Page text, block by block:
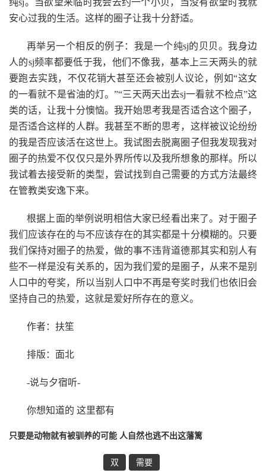
纯sj。当欲望来临时我会去约一个小贝，当没有欲望时我就
安心过我的生活。这样的圈子让我十分舒适。
再举另一个相反的例子：我是一个纯sj的贝贝。我身边
人的sj频率都要低于我，他们不像我，基本上三天两头的就
要跑去实践，不仅花销大甚至还会被别人议论，例如“这女
的一看就不是省油的灯。”“三天两天出去sj一看就不检点”这
类的话，让我十分懊恼。我开始思考我是否适合这个圈子，
是否适合这样的人群。我甚至不断的思考，这样被议论纷纷
的我是否应该活在这世上。我试图去脱离圈子但我发现我对
圈子的热爱不仅仅只是外界所传以及我所想象的那样。所以
我试着去接受新的类型，尝试找到自己需要的方式方法最终
在管教类安逸下来。
根据上面的举例说明相信大家已经看出来了。对于圈子
我们应该存在的与不应该存在的其实都是十分模糊的。只要
我们保持对圈子的热爱，做的事不违背道德那其实和别人有
些不一样是没有关系的，因为我们爱的是圈子，从来不是别
人口中的夸奖，所以当别人口中不再是夸奖时我们也依旧会
坚持自己的热爱，这就是爱好所存在的意义。
作者：扶笙
排版：面北
-说与夕宿听-
你想知道的 这里都有
只要是动物就有被驯养的可能 人自然也逃不出这藩篱
双 需要